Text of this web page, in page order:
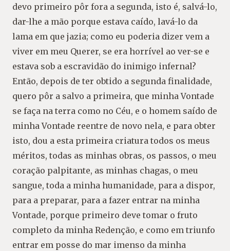
devo primeiro pôr fora a segunda, isto é, salvá-lo,
dar-lhe a mão porque estava caído, lavá-lo da
lama em que jazia; como eu poderia dizer vem a
viver em meu Querer, se era horrível ao ver-se e
estava sob a escravidão do inimigo infernal?
Então, depois de ter obtido a segunda finalidade,
quero pôr a salvo a primeira, que minha Vontade
se faça na terra como no Céu, e o homem saído de
minha Vontade reentre de novo nela, e para obter
isto, dou a esta primeira criatura todos os meus
méritos, todas as minhas obras, os passos, o meu
coração palpitante, as minhas chagas, o meu
sangue, toda a minha humanidade, para a dispor,
para a preparar, para a fazer entrar na minha
Vontade, porque primeiro deve tomar o fruto
completo da minha Redenção, e como em triunfo
entrar em posse do mar imenso da minha